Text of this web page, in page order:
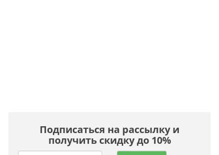
Подписаться на рассылку и
получить скидку до 10%